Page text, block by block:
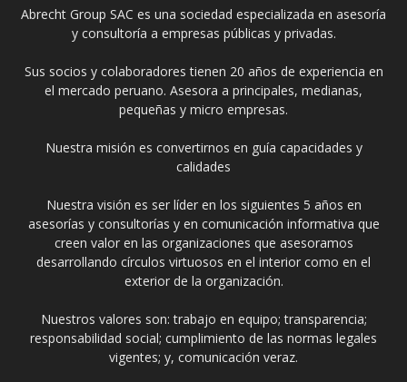
Abrecht Group SAC es una sociedad especializada en asesoría
y consultoría a empresas públicas y privadas.
Sus socios y colaboradores tienen 20 años de experiencia en
el mercado peruano. Asesora a principales, medianas,
pequeñas y micro empresas.
Nuestra misión es convertirnos en guía capacidades y
calidades
Nuestra visión es ser líder en los siguientes 5 años en
asesorías y consultorías y en comunicación informativa que
creen valor en las organizaciones que asesoramos
desarrollando círculos virtuosos en el interior como en el
exterior de la organización.
Nuestros valores son: trabajo en equipo; transparencia;
responsabilidad social; cumplimiento de las normas legales
vigentes; y, comunicación veraz.